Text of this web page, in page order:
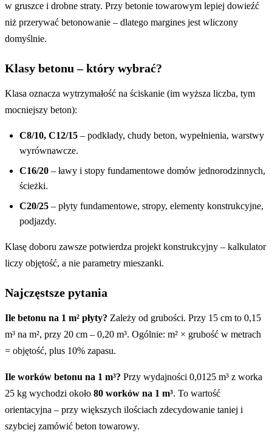
w gruszce i drobne straty. Przy betonie towarowym lepiej dowieźć
niż przerywać betonowanie – dlatego margines jest wliczony
domyślnie.
Klasy betonu – który wybrać?
Klasa oznacza wytrzymałość na ściskanie (im wyższa liczba, tym
mocniejszy beton):
C8/10, C12/15 – podkłady, chudy beton, wypełnienia, warstwy
wyrównawcze.
C16/20 – ławy i stopy fundamentowe domów jednorodzinnych,
ścieżki.
C20/25 – płyty fundamentowe, stropy, elementy konstrukcyjne,
podjazdy.
Klasę doboru zawsze potwierdza projekt konstrukcyjny – kalkulator
liczy objętość, a nie parametry mieszanki.
Najczęstsze pytania
Ile betonu na 1 m² płyty? Zależy od grubości. Przy 15 cm to 0,15
m³ na m², przy 20 cm – 0,20 m³. Ogólnie: m² × grubość w metrach
= objętość, plus 10% zapasu.
Ile worków betonu na 1 m³? Przy wydajności 0,0125 m³ z worka
25 kg wychodzi około 80 worków na 1 m³. To wartość
orientacyjna – przy większych ilościach zdecydowanie taniej i
szybciej zamówić beton towarowy.